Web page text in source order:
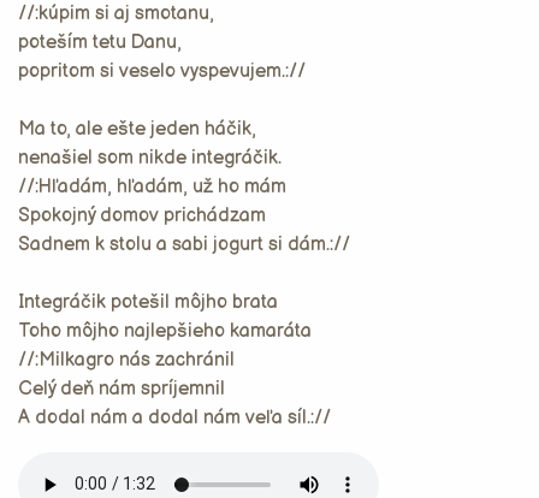
//:kúpim si aj smotanu,
poteším tetu Danu,
popritom si veselo vyspevujem.://
Ma to, ale ešte jeden háčik,
nenašiel som nikde integráčik.
//:Hľadám, hľadám, už ho mám
Spokojný domov prichádzam
Sadnem k stolu a sabi jogurt si dám.://
Integráčik potešil môjho brata
Toho môjho najlepšieho kamaráta
//:Milkagro nás zachránil
Celý deň nám spríjemnil
A dodal nám a dodal nám veľa síl.://